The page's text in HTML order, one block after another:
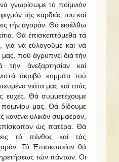
γνωρίσωμε τό ποίμνιόν
τής καρδιάς του καί
τήν άγοράν. Θά εισέλθω
Θά έπισκεπτόμεθα τά
γιά νά εύλογοϋμε καί νά
πού άγρυπνεί διά τήν
άνεξαρτησίαν καί
άκριβό κομμάτι τοϋ
νιάτα μας καί τούς
ευχές. Θά συμμετέχουμε
ποιμνίου μας. Θά δίδουμε
κανένα υλικόν συμφέρον,
ώς πατέρα. Θά
τό πένθος καί τάς
Τό Έπισκοπείον θά
τών πάντων. Οι